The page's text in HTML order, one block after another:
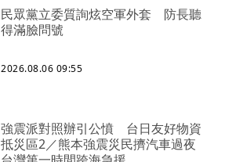
民眾黨立委質詢炫空軍外套 防長聽
得滿臉問號
2026.08.06 09:55
強震派對照辦引公憤 台日友好物資
抵災區2／熊本強震災民擠汽車過夜